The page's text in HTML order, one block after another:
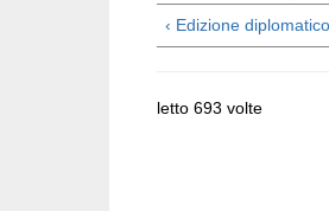
‹ Edizione
letto 693 volte